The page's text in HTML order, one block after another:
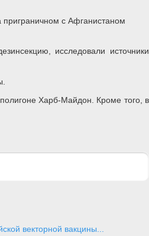
приграничном с Афганистаном
исследовали источники
полигоне Харб-Майдон. Кроме того, в
векторной вакцины...